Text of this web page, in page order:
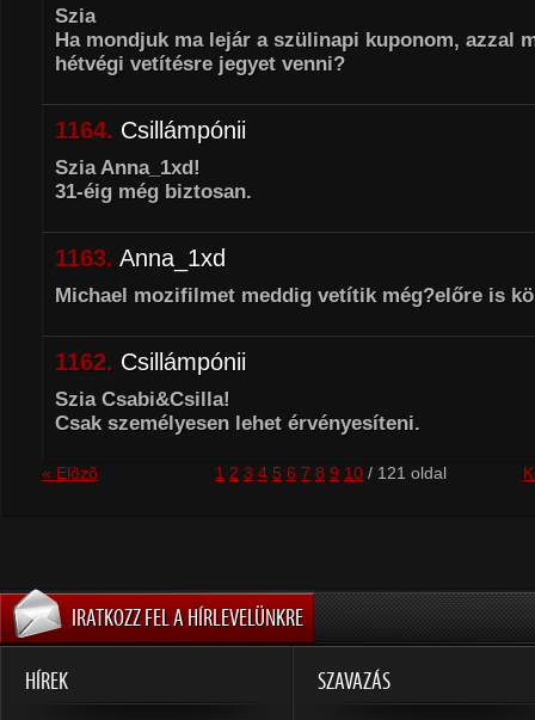
Szia
Ha mondjuk ma lejár a szülinapi kuponom, azzal
hétvégi vetítésre jegyet venni?
1164. Csillámpónii
Szia Anna_1xd!
31-éig még biztosan.
1163. Anna_1xd
Michael mozifilmet meddig vetítik még?előre is
1162. Csillámpónii
Szia Csabi&Csilla!
Csak személyesen lehet érvényesíteni.
« Elõzõ 1 2 3 4 5 6 7 8 9 10 / 121 oldal
IRATKOZZ FEL A HÍRLEVELÜNKRE
HÍREK SZAVAZÁS